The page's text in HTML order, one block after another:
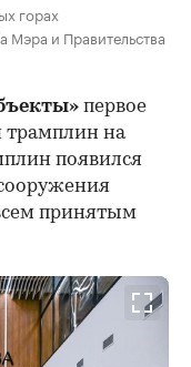
горах
и Правительства
первое
на
появился
принятым